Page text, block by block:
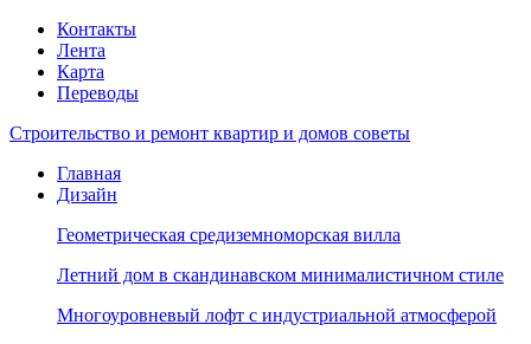
Контакты
Лента
Карта
Переводы
Строительство и ремонт квартир и домов советы
Главная
Дизайн
Геометрическая средиземноморская вилла
Летний дом в скандинавском минималистичном стиле
Многоуровневый лофт с индустриальной атмосферой